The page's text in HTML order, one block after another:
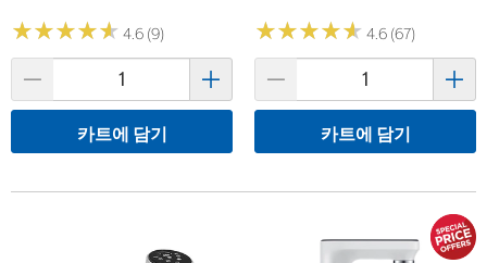
★★★★★
★★★★★ 4.6 (9)
카트에 담기
★★★★★
★★★★★ 4.6 (67)
카트에 담기